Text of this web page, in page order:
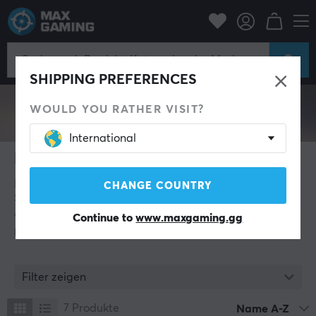
SHIPPING PREFERENCES
WOULD YOU RATHER VISIT?
International
CHANGE COUNTRY
Continue towww.maxgaming.gg
Eero
Eero LLC ist ein Netzwerktechnologieunternehmen mit
Sitz in San Francisco und ein Tochterunternehmen von
Amazon, gegründet 2014 mit dem Ziel, die
Heimvernetzung zu vereinfachen und zu verbessern.
Als Pionier im Bereich Mesh-WiFi ersetzt eero
stabile und sichere drahtlose Abdeckung in Wohn- und
Filter zeigen
7 Produkte Name A-Z